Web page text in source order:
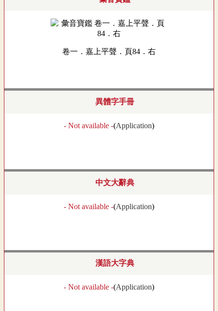
卷一．嘉上平聲．頁84．右
異體字手冊
- Not available -(Application)
中文大辭典
- Not available -(Application)
漢語大字典
- Not available -(Application)